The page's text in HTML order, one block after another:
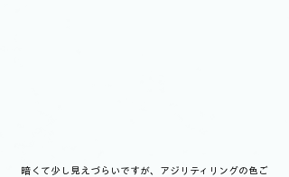
暗くて少し見えづらいですが、アジリティリングの色ご